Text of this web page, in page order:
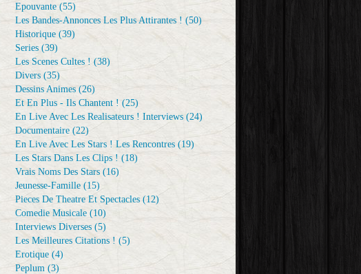
Epouvante (55)
Les Bandes-Annonces Les Plus Attirantes ! (50)
Historique (39)
Series (39)
Les Scenes Cultes ! (38)
Divers (35)
Dessins Animes (26)
Et En Plus - Ils Chantent ! (25)
En Live Avec Les Realisateurs ! Interviews (24)
Documentaire (22)
En Live Avec Les Stars ! Les Rencontres (19)
Les Stars Dans Les Clips ! (18)
Vrais Noms Des Stars (16)
Jeunesse-Famille (15)
Pieces De Theatre Et Spectacles (12)
Comedie Musicale (10)
Interviews Diverses (5)
Les Meilleures Citations ! (5)
Erotique (4)
Peplum (3)